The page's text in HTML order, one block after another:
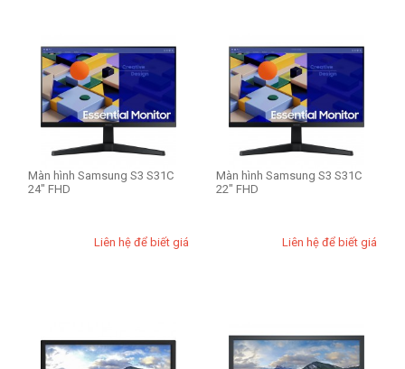
Màn hình Samsung S3 S31C
24" FHD
Liên hệ để biết giá
Màn hình Samsung S3 S31C
22" FHD
Liên hệ để biết giá